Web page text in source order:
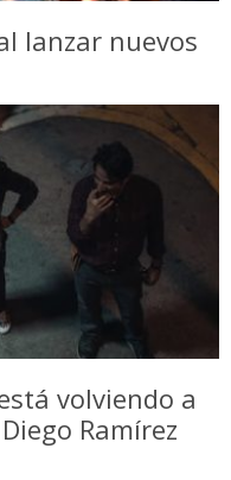
lanzar nuevos
volviendo a
Ramírez